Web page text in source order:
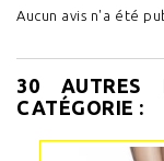
Aucun avis n'a été
30 AUTRES
CATÉGORIE :